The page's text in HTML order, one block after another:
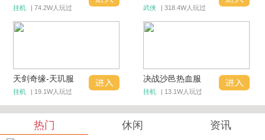
挂机 | 74.2W人玩过 武侠 | 318.4W人玩过
天剑奇缘-天玑服
挂机 | 19.1W人玩过
决战沙邑热血服
挂机 | 13.1W人玩过
热门 休闲 资讯